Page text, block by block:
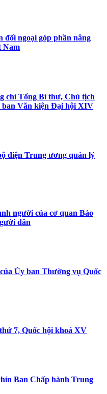
đối ngoại góp phần nâng
Nam
chí Tổng Bí thư, Chủ tịch
Văn kiện Đại hội XIV
diện Trung ương quản lý
người của cơ quan Bảo
dân
Ủy ban Thường vụ Quốc
7, Quốc hội khoá XV
Ban Chấp hành Trung